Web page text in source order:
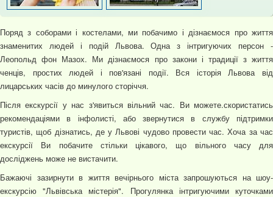
Поряд з соборами і костелами, ми побачимо і дізнаємося про життя
знаменитих людей і подій Львова. Одна з інтригуючих персон -
Леопольд фон Мазох. Ми дізнаємося про закони і традиції з життя
ченців, простих людей і пов'язані події. Вся історія Львова від
лицарських часів до минулого сторіччя.
Після екскурсії у нас з'явиться вільний час. Ви можете.скористатись
рекомендаціями в інфолисті, або звернутися в службу підтримки
туристів, щоб дізнатись, де у Львові чудово провести час. Хоча за час
екскурсії Ви побачите стільки цікавого, що вільного часу для
досліджень може не вистачити.
Бажаючі зазирнути в життя вечірнього міста запрошуються на шоу-
екскурсію "Львівська містерія". Прогулянка інтригуючими куточками